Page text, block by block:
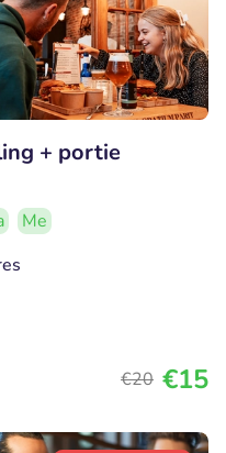
+ portie
Me
€20 €15